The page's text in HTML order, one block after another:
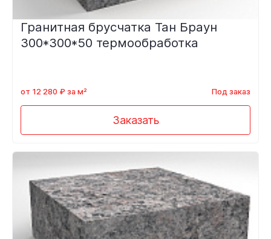
Гранитная брусчатка Тан Браун
300*300*50 термообработка
от 12 280 ₽ за м² Под заказ
Заказать